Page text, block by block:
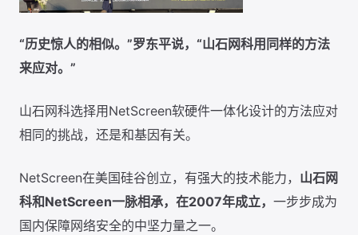
“历史惊人的相似。”罗东平说，“山石网科用同样的方法
来应对。”
山石网科选择用NetScreen软硬件一体化设计的方法应对
相同的挑战，还是和基因有关。
NetScreen在美国硅谷创立，有强大的技术能力， 山石网
科和NetScreen一脉相承，在2007年成立， 一步步成为
国内保障网络安全的中坚力量之一。